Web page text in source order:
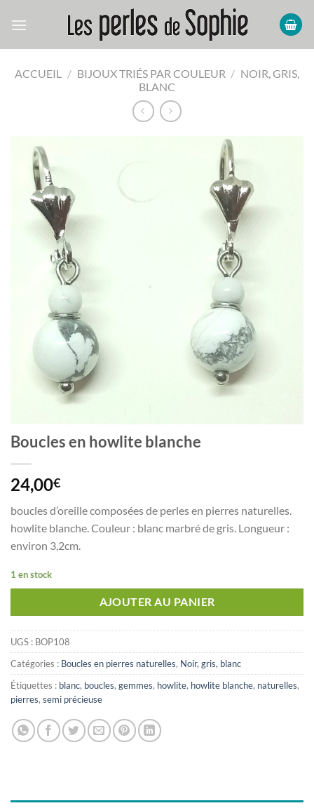
ACCUEIL / BIJOUX TRIÉS PAR COULEUR / NOIR, GRIS,
BLANC
Boucles en howlite blanche
24,00€
boucles d’oreille composées de perles en pierres naturelles.
howlite blanche. Couleur : blanc marbré de gris. Longueur :
environ 3,2cm.
1 en stock
AJOUTER AU PANIER
UGS : BOP108
Catégories : Boucles en pierres naturelles, Noir, gris, blanc
Étiquettes : blanc, boucles, gemmes, howlite, howlite blanche, naturelles,
pierres, semi précieuse